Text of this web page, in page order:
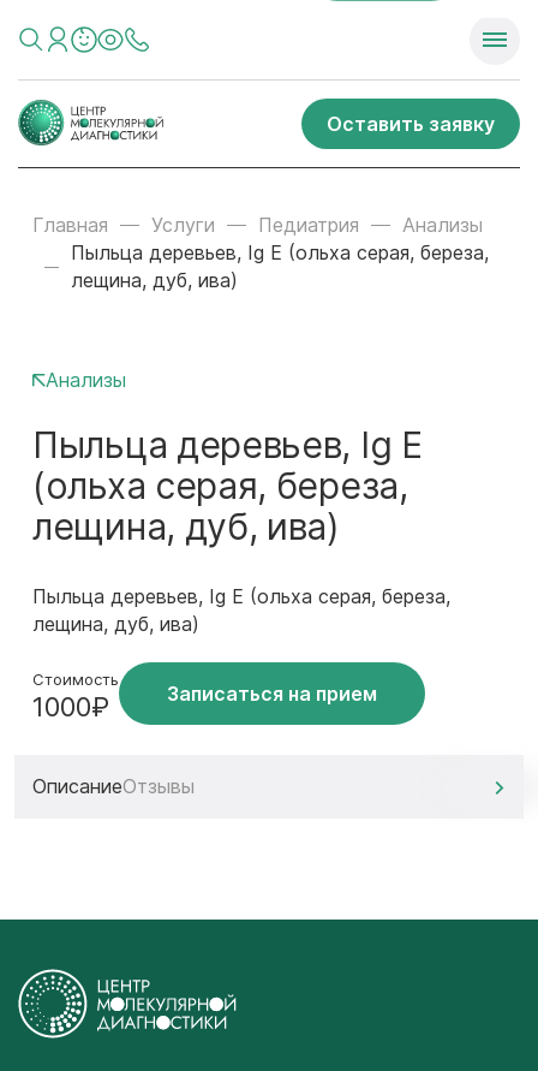
Оставить заявку
Главная Услуги Педиатрия
Анализы
Пыльца деревьев, Ig E (ольха серая, береза,
лещина, дуб, ива)
Анализы
Пыльца деревьев, Ig E
(ольха серая, береза,
лещина, дуб, ива)
Пыльца деревьев, Ig E (ольха серая, береза,
лещина, дуб, ива)
Стоимость
1000₽ Записаться на прием
ОписаниеОтзывы